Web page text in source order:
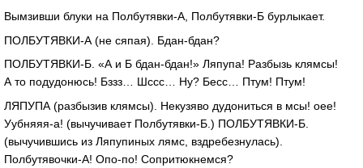
Вымзивши блуки на Полбутявки-А Полбутявки-Б бурлыкает.
ПОЛБУТЯВКИ-А (не сяпая). Бдан-бдан?
ПОЛБУТЯВКИ-Б. «А и Б бдан-бдан!» Ляпупа! Разбызь клямсы!
А то подудонюсь! Бззз… Шссс… Ну? Бесс… Птум! Птум!
ЛЯПУПА (разбызив клямсы). Некузяво дудониться в мсы! оее!
Уубняяя-а! (вычучивает Полбутявки-Б .) ПОЛБУТЯВКИ-Б
(вычучившись из Ляпупиных лямс, вздребезнулась).
Полбутявочки-А! Опо-по! Сопритюкнемся?